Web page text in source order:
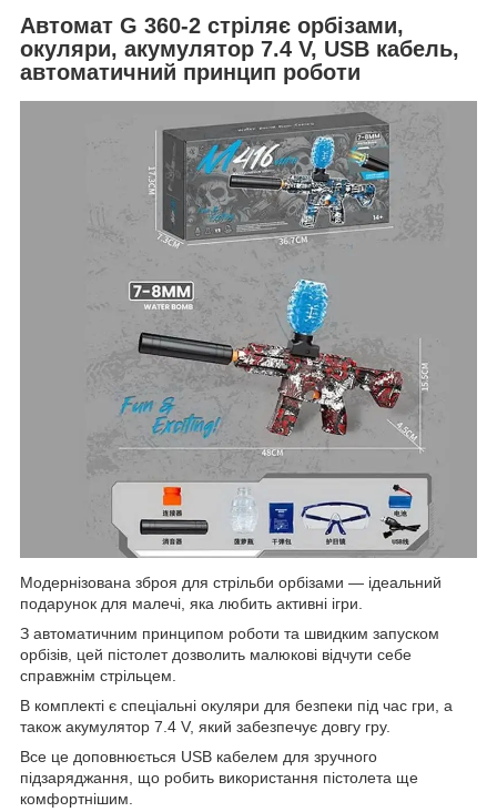
Автомат G 360-2 стріляє орбізами,
окуляри, акумулятор 7.4 V, USB кабель,
автоматичний принцип роботи
Модернізована зброя для стрільби орбізами — ідеальний
подарунок для малечі, яка любить активні ігри.
З автоматичним принципом роботи та швидким запуском
орбізів, цей пістолет дозволить малюкові відчути себе
справжнім стрільцем.
В комплекті є спеціальні окуляри для безпеки під час гри, а
також акумулятор 7.4 V, який забезпечує довгу гру.
Все це доповнюється USB кабелем для зручного
підзаряджання, що робить використання пістолета ще
комфортнішим.